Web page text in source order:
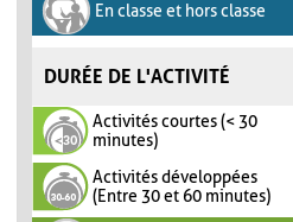
En classe et hors classe
DURÉE DE L'ACTIVITÉ
Activités courtes (< 30
minutes)
Activités développées
(Entre 30 et 60 minutes)